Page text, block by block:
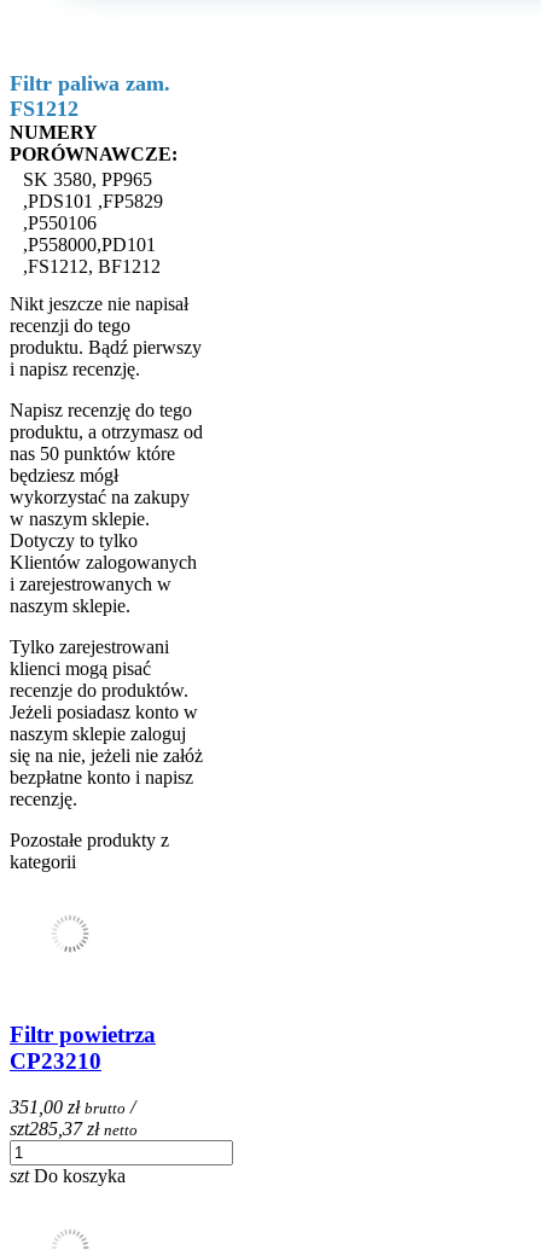
Filtr paliwa zam.
FS1212
NUMERY
PORÓWNAWCZE:
SK 3580, PP965
,PDS101 ,FP5829
,P550106
,P558000,PD101
,FS1212, BF1212
Nikt jeszcze nie napisał
recenzji do tego
produktu. Bądź pierwszy
i napisz recenzję.
Napisz recenzję do tego
produktu, a otrzymasz od
nas 50 punktów które
będziesz mógł
wykorzystać na zakupy
w naszym sklepie.
Dotyczy to tylko
Klientów zalogowanych
i zarejestrowanych w
naszym sklepie.
Tylko zarejestrowani
klienci mogą pisać
recenzje do produktów.
Jeżeli posiadasz konto w
naszym sklepie zaloguj
się na nie, jeżeli nie załóż
bezpłatne konto i napisz
recenzję.
Pozostałe produkty z
kategorii
Filtr powietrza
CP23210
351,00 zł brutto /
szt285,37 zł netto
szt Do koszyka